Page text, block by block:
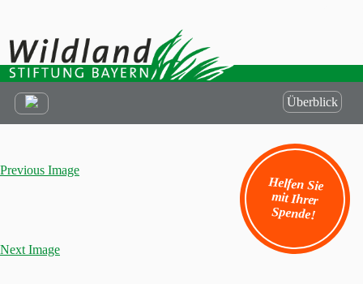
Helfen Sie
mit Ihrer
Spende!
Überblick
Previous Image
Next Image